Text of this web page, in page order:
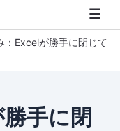
：Excelが勝手に閉じて
手に閉